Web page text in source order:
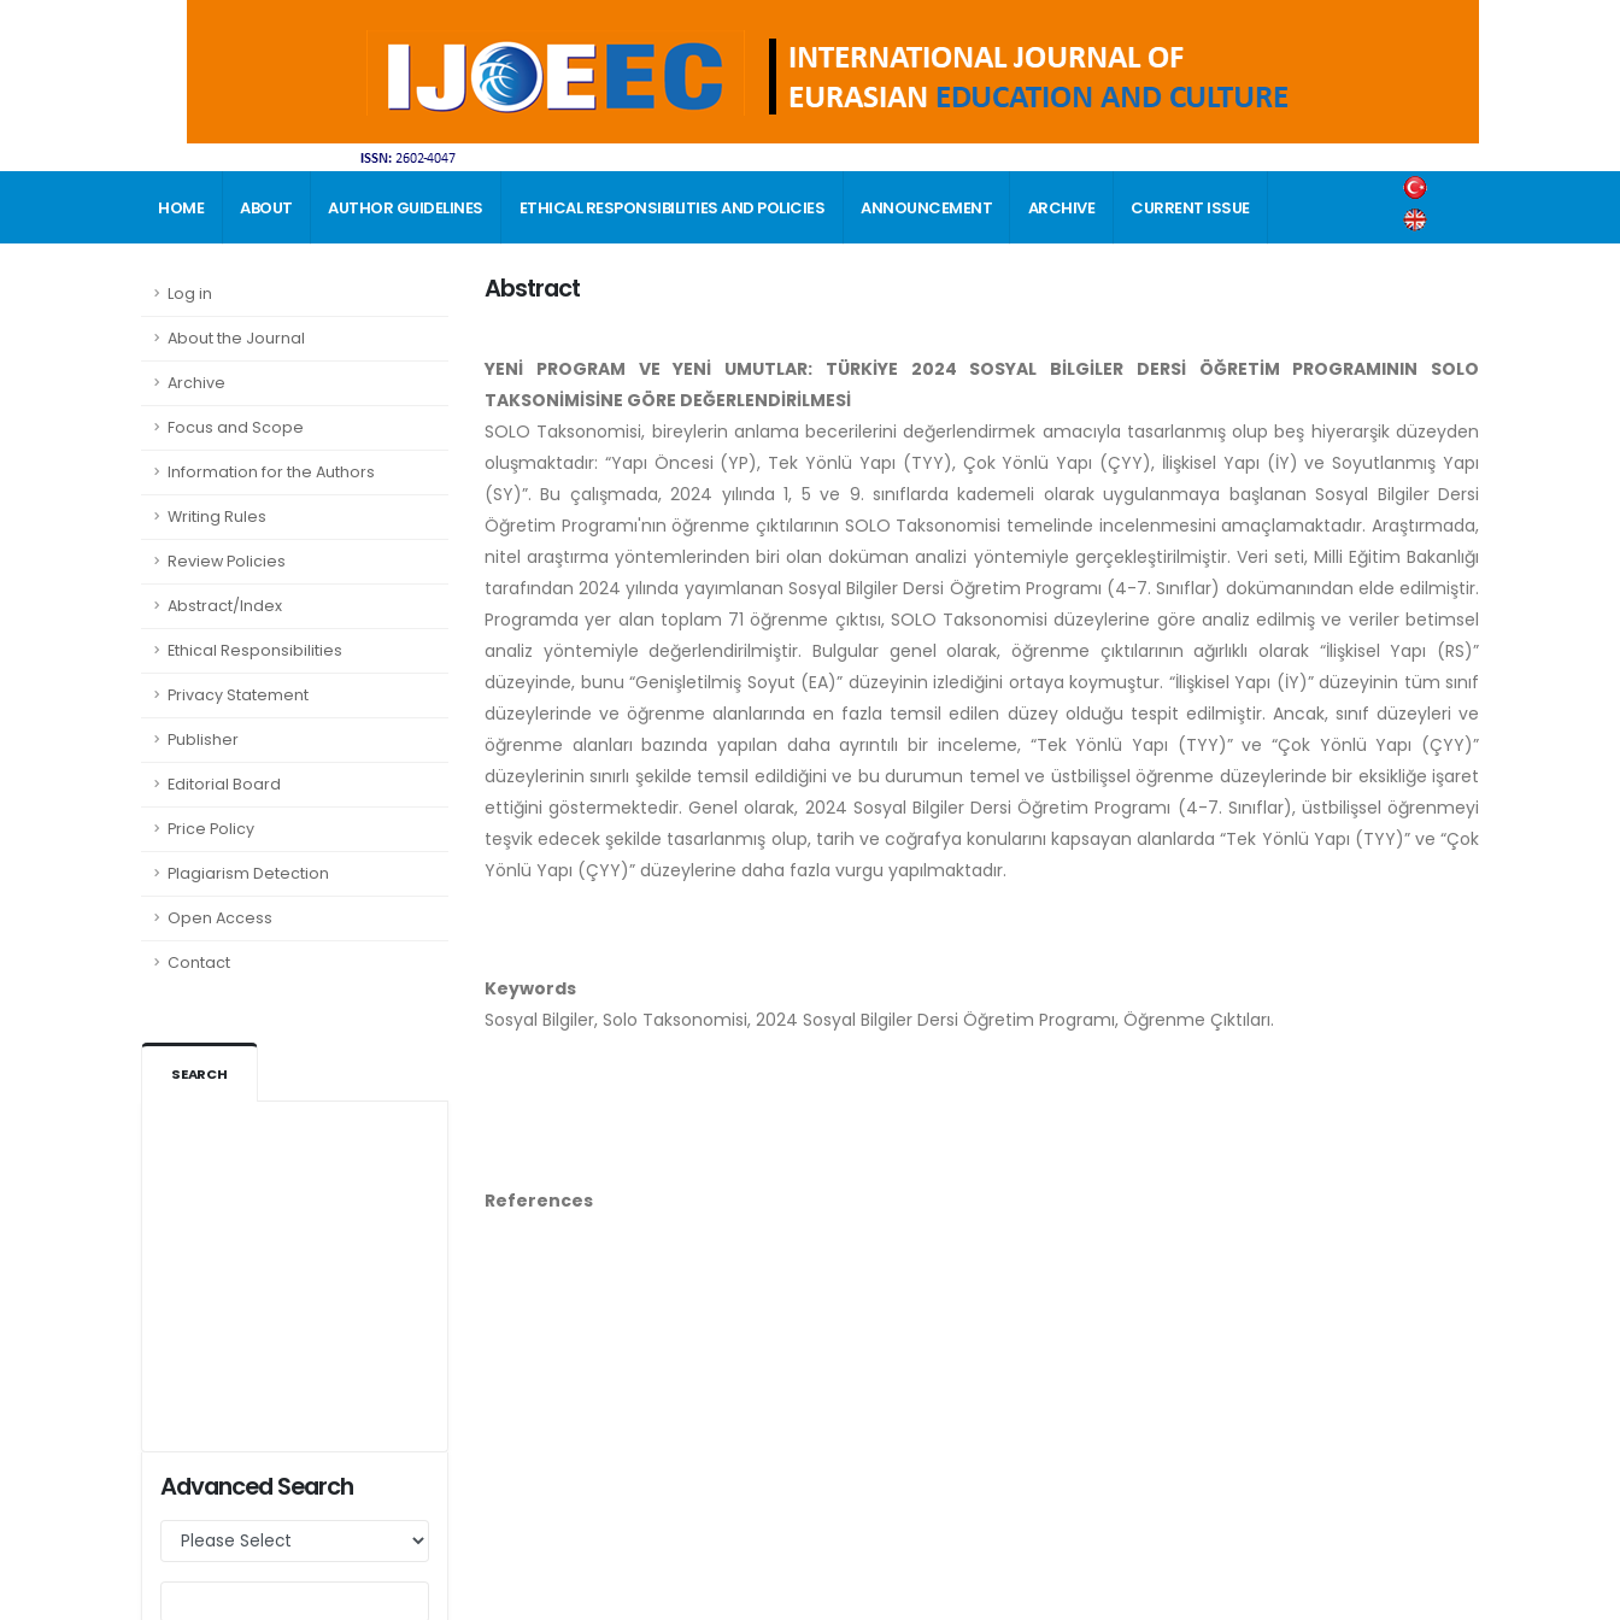
HOME ABOUT AUTHOR GUIDELINES ETHICAL RESPONSIBILITIES AND POLICIES ANNOUNCEMENT ARCHIVE CURRENT ISSUE
Log in
About the Journal
Archive
Focus and Scope
Information for the Authors
Writing Rules
Review Policies
Abstract/Index
Ethical Responsibilities
Privacy Statement
Publisher
Editorial Board
Price Policy
Plagiarism Detection
Open Access
Contact
SEARCH
Advanced Search
Abstract
YENİ PROGRAM VE YENİ UMUTLAR: TÜRKİYE 2024 SOSYAL BİLGİLER DERSİ ÖĞRETİM PROGRAMININ SOLO
TAKSONİMİSİNE GÖRE DEĞERLENDİRİLMESİ
SOLO Taksonomisi, bireylerin anlama becerilerini değerlendirmek amacıyla tasarlanmış olup beş hiyerarşik düzeyden
oluşmaktadır: “Yapı Öncesi (YP), Tek Yönlü Yapı (TYY), Çok Yönlü Yapı (ÇYY), İlişkisel Yapı (İY) ve Soyutlanmış Yapı
(SY)”. Bu çalışmada, 2024 yılında 1, 5 ve 9. sınıflarda kademeli olarak uygulanmaya başlanan Sosyal Bilgiler Dersi
Öğretim Programı'nın öğrenme çıktılarının SOLO Taksonomisi temelinde incelenmesini amaçlamaktadır. Araştırmada,
nitel araştırma yöntemlerinden biri olan doküman analizi yöntemiyle gerçekleştirilmiştir. Veri seti, Milli Eğitim Bakanlığı
tarafından 2024 yılında yayımlanan Sosyal Bilgiler Dersi Öğretim Programı (4-7. Sınıflar) dokümanından elde edilmiştir.
Programda yer alan toplam 71 öğrenme çıktısı, SOLO Taksonomisi düzeylerine göre analiz edilmiş ve veriler betimsel
analiz yöntemiyle değerlendirilmiştir. Bulgular genel olarak, öğrenme çıktılarının ağırlıklı olarak “İlişkisel Yapı (RS)”
düzeyinde, bunu “Genişletilmiş Soyut (EA)” düzeyinin izlediğini ortaya koymuştur. “İlişkisel Yapı (İY)” düzeyinin tüm sınıf
düzeylerinde ve öğrenme alanlarında en fazla temsil edilen düzey olduğu tespit edilmiştir. Ancak, sınıf düzeyleri ve
öğrenme alanları bazında yapılan daha ayrıntılı bir inceleme, “Tek Yönlü Yapı (TYY)” ve “Çok Yönlü Yapı (ÇYY)”
düzeylerinin sınırlı şekilde temsil edildiğini ve bu durumun temel ve üstbilişsel öğrenme düzeylerinde bir eksikliğe işaret
ettiğini göstermektedir. Genel olarak, 2024 Sosyal Bilgiler Dersi Öğretim Programı (4-7. Sınıflar), üstbilişsel öğrenmeyi
teşvik edecek şekilde tasarlanmış olup, tarih ve coğrafya konularını kapsayan alanlarda “Tek Yönlü Yapı (TYY)” ve “Çok
Yönlü Yapı (ÇYY)” düzeylerine daha fazla vurgu yapılmaktadır.
Keywords
Sosyal Bilgiler, Solo Taksonomisi, 2024 Sosyal Bilgiler Dersi Öğretim Programı, Öğrenme Çıktıları.
References